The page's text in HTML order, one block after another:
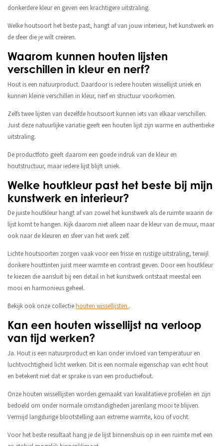
donkerdere kleur en geven een krachtigere uitstraling.
Welke houtsoort het beste past, hangt af van jouw interieur, het kunstwerk en
de sfeer die je wilt creëren.
Waarom kunnen houten lijsten
verschillen in kleur en nerf?
Hout is een natuurproduct. Daardoor is iedere houten wissellijst uniek en
kunnen kleine verschillen in kleur, nerf en structuur voorkomen.
Zelfs twee lijsten van dezelfde houtsoort kunnen iets van elkaar verschillen.
Juist deze natuurlijke variatie geeft een houten lijst zijn warme en authentieke
uitstraling.
De productfoto geeft daarom een goede indruk van de kleur en
houtstructuur, maar iedere lijst blijft uniek.
Welke houtkleur past het beste bij mijn
kunstwerk en interieur?
De juiste houtkleur hangt af van zowel het kunstwerk als de ruimte waarin de
lijst komt te hangen. Kijk daarom niet alleen naar de kleur van de muur, maar
ook naar de kleuren en sfeer van het werk zelf.
Lichte houtsoorten zorgen vaak voor een frisse en rustige uitstraling, terwijl
donkere houttinten juist meer warmte en contrast geven. Door een houtkleur
te kiezen die aansluit bij een detail in het kunstwerk ontstaat meestal een
mooi en harmonieus geheel.
Bekijk ook onze collectiehouten wissellijsten .
Kan een houten wissellijst na verloop
van tijd werken?
Ja. Hout is een natuurproduct en kan onder invloed van temperatuur en
luchtvochtigheid licht werken. Dit is een normale eigenschap van echt hout
en betekent niet dat er sprake is van een productiefout.
Onze houten wissellijsten worden gemaakt van kwalitatieve profielen en zijn
bedoeld om onder normale omstandigheden jarenlang mooi te blijven.
Vermijd langdurige blootstelling aan extreme warmte, kou of vocht.
Voor het beste resultaat hang je de lijst binnenshuis op in een ruimte met een